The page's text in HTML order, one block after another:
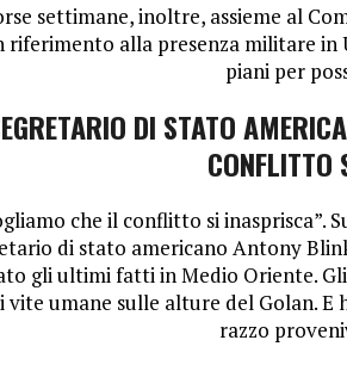
settimane, inoltre, assieme al
riferimento alla presenza militare in
piani per
DI STATO
CONFLITTO
che il conflitto si inasprisca”.
di stato americano Antony
gli ultimi fatti in Medio Oriente.
vite umane sulle alture del Golan.
razzo